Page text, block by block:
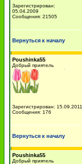
Зарегистрирован:
05.04.2009
Сообщения: 21505
Вернуться к началу
Poushinka55
Добрый приятель
Зарегистрирован: 15.09.2011
Сообщения: 176
Вернуться к началу
Poushinka55
Добрый приятель